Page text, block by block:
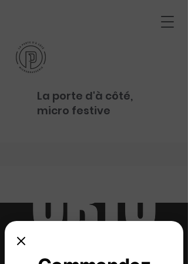
La porte d'à côté,
micro festive